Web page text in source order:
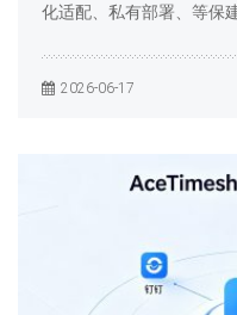
化适配、私有部署、等保
2026-06-17